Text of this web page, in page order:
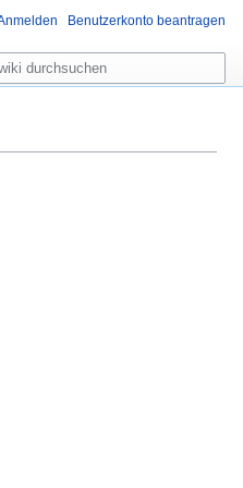
Benutzerkonto beantragen